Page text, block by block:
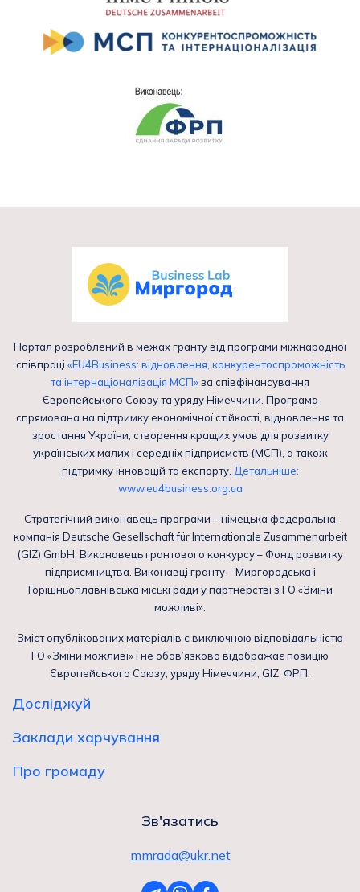
Портал розроблений в межах гранту від програми міжнародної
співпраці «EU4Business: відновлення, конкурентоспроможність
та інтернаціоналізація МСП»за співфінансування
Європейського Союзу та уряду Німеччини. Програма
спрямована на підтримку економічної стійкості, відновлення та
зростання України, створення кращих умов для розвитку
українських малих і середніх підприємств (МСП), а також
підтримку інновацій та експорту. Детальніше:
www.eu4business.org.ua
Стратегічний виконавець програми – німецька федеральна
компанія Deutsche Gesellschaft für Internationale Zusammenarbeit
(GIZ) GmbH. Виконавець грантового конкурсу – Фонд розвитку
підприємництва. Виконавці гранту – Миргородська і
Горішньоплавнівська міські ради у партнерстві з ГО «Зміни
можливі».
Зміст опублікованих матеріалів є виключною відповідальністю
ГО «Зміни можливі» і не обов’язково відображає позицію
Європейського Союзу, уряду Німеччини, GIZ, ФРП.
Досліджуй
Заклади харчування
Про громаду
Зв'язатись
mmrada@ukr.net